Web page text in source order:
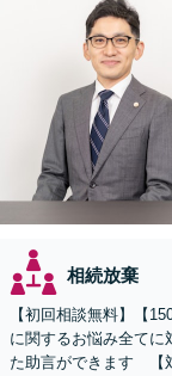
相続放棄
【初回相談無料】【
に関するお悩み全て
た助言ができます 【